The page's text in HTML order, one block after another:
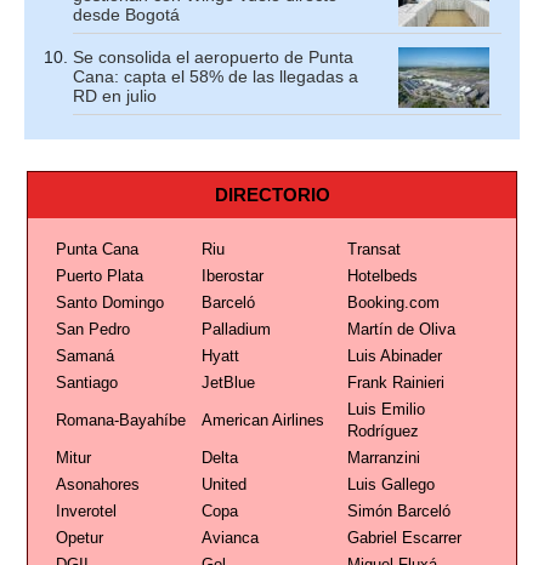
desde Bogotá
Se consolida el aeropuerto de Punta
Cana: capta el 58% de las llegadas a
RD en julio
DIRECTORIO
Punta Cana Riu
Transat
Puerto Plata
Iberostar
Hotelbeds
Santo Domingo
Barceló
Booking.com
San Pedro
Palladium
Martín de Oliva
Samaná
Hyatt
Luis Abinader
Santiago
JetBlue Frank Rainieri
Romana-Bayahíbe American Airlines
Luis Emilio
Rodríguez
Mitur
Delta
Marranzini
Asonahores
United
Luis Gallego
Inverotel
Copa
Simón Barceló
Opetur
Avianca
Gabriel Escarrer